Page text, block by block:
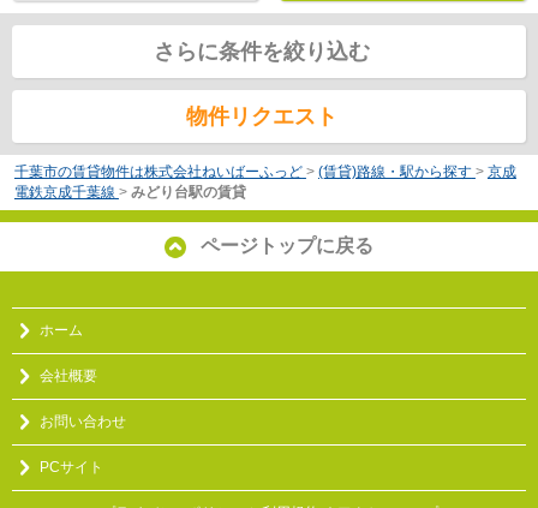
さらに条件を絞り込む
物件リクエスト
千葉市の賃貸物件は株式会社ねいばーふっど > (賃貸)路線・駅から探す > 京成
電鉄京成千葉線 > みどり台駅の賃貸
ページトップに戻る
ホーム
会社概要
お問い合わせ
PCサイト